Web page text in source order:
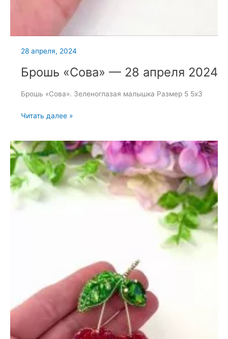
28 апреля, 2024
Брошь «Сова» — 28 апреля 2024
Брошь «Сова». Зеленоглазая малышка Размер 5 5х3
Брошь
28
апреля
2024
Читать далее »